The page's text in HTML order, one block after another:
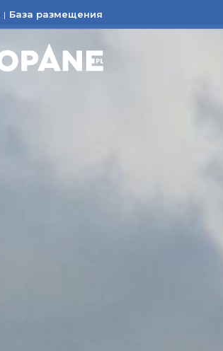
База размещения